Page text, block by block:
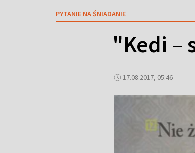
PYTANIE NA ŚNIADANIE
"Kedi –
17.08.2017, 05:46